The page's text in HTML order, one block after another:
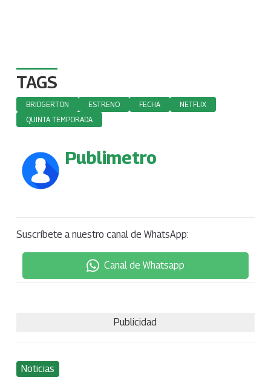
TAGS
BRIDGERTON ESTRENO FECHA
NETFLIX
QUINTA TEMPORADA
Publimetro
Suscríbete a nuestro canal de WhatsApp:
Canal de Whatsapp
Publicidad
Noticias